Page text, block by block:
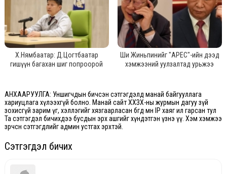
Х.Нямбаатар: Д.Цогтбаатар
гишүүн багахан шиг попроорой
Ши Жиньпинийг "APEC"-ийн дээд
хэмжээний уулзалтад урьжээ
АНХААРУУЛГА: Уншигчдын бичсэн сэтгэгдэлд манай байгууллага
хариуцлага хүлээхгүй болно. Манай сайт ХХЗХ-ны журмын дагуу зүй
зохисгүй зарим үг, хэллэгийг хязгаарласан бөгөөд мөн IP хаяг ил гарсан тул
Та сэтгэгдэл бичихдээ бусдын эрх ашгийг хүндэтгэн үзнэ үү. Хэм хэмжээ
зөрчсөн сэтгэгдлийг админ устгах эрхтэй.
Сэтгэгдэл бичих